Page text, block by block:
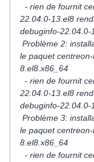
- rien de fournit
22.04.0-13.el8
debuginfo-22.04.0-
Problème 2:
le paquet
8.el8.x86_64
- rien de fournit
22.04.0-13.el8
debuginfo-22.04.0-
Problème 3:
le paquet
8.el8.x86_64
- rien de fournit